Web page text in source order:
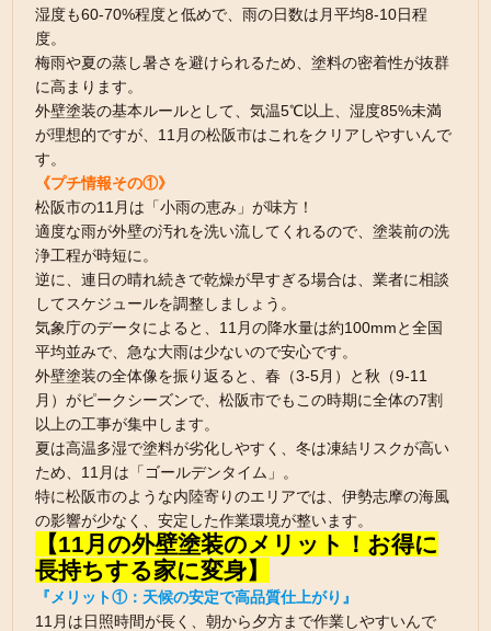
湿度も60-70%程度と低めで、雨の日数は月平均8-10日程
度。
梅雨や夏の蒸し暑さを避けられるため、塗料の密着性が抜群
に高まります。
外壁塗装の基本ルールとして、気温5℃以上、湿度85%未満
が理想的ですが、11月の松阪市はこれをクリアしやすいんで
す。
《プチ情報その①》
松阪市の11月は「小雨の恵み」が味方！
適度な雨が外壁の汚れを洗い流してくれるので、塗装前の洗
浄工程が時短に。
逆に、連日の晴れ続きで乾燥が早すぎる場合は、業者に相談
してスケジュールを調整しましょう。
気象庁のデータによると、11月の降水量は約100mmと全国
平均並みで、急な大雨は少ないので安心です。
外壁塗装の全体像を振り返ると、春（3-5月）と秋（9-11
月）がピークシーズンで、松阪市でもこの時期に全体の7割
以上の工事が集中します。
夏は高温多湿で塗料が劣化しやすく、冬は凍結リスクが高い
ため、11月は「ゴールデンタイム」。
特に松阪市のような内陸寄りのエリアでは、伊勢志摩の海風
の影響が少なく、安定した作業環境が整います。
【11月の外壁塗装のメリット！お得に
長持ちする家に変身】
『メリット①：天候の安定で高品質仕上がり』
11月は日照時間が長く、朝から夕方まで作業しやすいんで